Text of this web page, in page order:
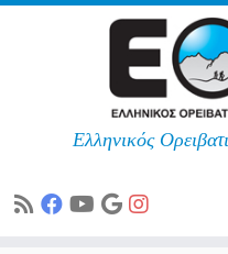
Ελληνικός